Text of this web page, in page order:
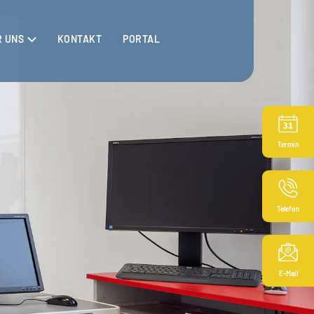
UNS KONTAKT PORTAL
Termin
Telefon
E-Mail